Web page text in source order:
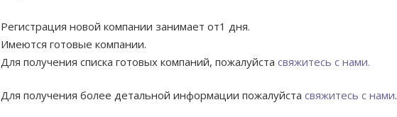
Регистрация новой компании занимает от1 дня.
Имеются готовые компании.
Для получения списка готовых компаний, пожалуйстасвяжитесь с нами.
Для получения более детальной информации пожалуйстасвяжитесь с нами.